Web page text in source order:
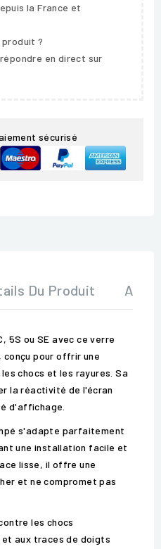
la France et
produit ?
en direct sur
sécurisé
Du Produit Avis
5S ou SE avec ce verre
conçu pour offrir une
chocs et les rayures. Sa
la réactivité de l'écran
d'affichage.
s'adapte parfaitement
une installation facile et
lisse, il offre une
et ne compromet pas
les chocs
aux traces de doigts